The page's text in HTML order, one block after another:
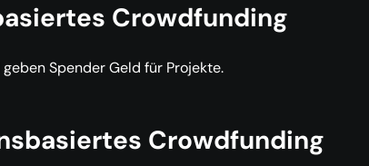
Crowdfunding
Spender Geld für Projekte.
Crowdfunding